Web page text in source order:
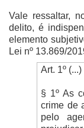
Vale ressaltar,
delito, é
elemento
Lei nº 13.869/
Art. 1º (...)
§ 1º As
crime de
pelo